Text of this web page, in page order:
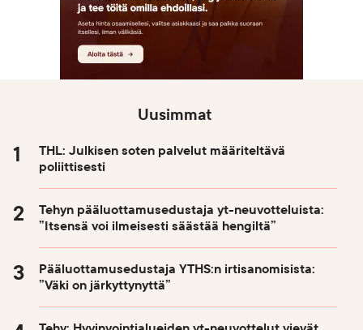
Uusimmat
THL: Julkisen soten palvelut määriteltävä
poliittisesti
Tehyn pääluottamusedustaja yt-neuvotteluista:
”Itsensä voi ilmeisesti säästää hengiltä”
Pääluottamusedustaja YTHS:n irtisanomisista:
”Väki on järkyttynyttä”